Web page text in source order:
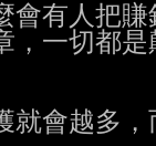
會有人把
一切都
就會越多，